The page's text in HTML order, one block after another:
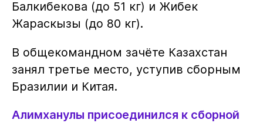
Балкибекова (до 51 кг) и Жибек
Жараскызы (до 80 кг).
В общекомандном зачёте Казахстан
занял третье место, уступив сборным
Бразилии и Китая.
Алимханулы присоединился к сборной